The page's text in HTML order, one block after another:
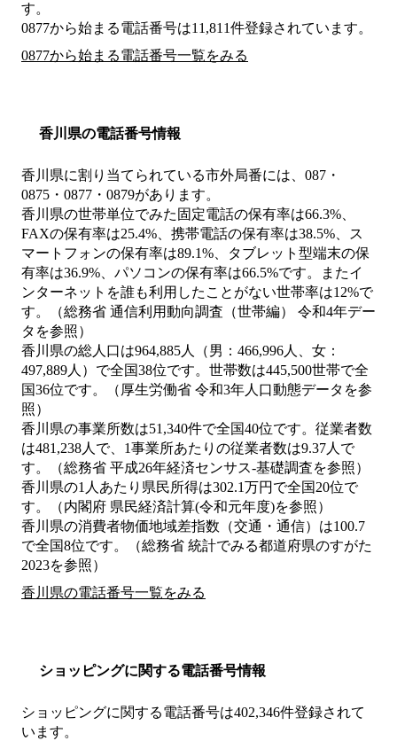
す。
0877から始まる電話番号は11,811件登録されています。
0877から始まる電話番号一覧をみる
香川県の電話番号情報
香川県に割り当てられている市外局番には、087・
0875・0877・0879があります。
香川県の世帯単位でみた固定電話の保有率は66.3%、
FAXの保有率は25.4%、携帯電話の保有率は38.5%、ス
マートフォンの保有率は89.1%、タブレット型端末の保
有率は36.9%、パソコンの保有率は66.5%です。またイ
ンターネットを誰も利用したことがない世帯率は12%で
す。（総務省 通信利用動向調査（世帯編） 令和4年デー
タを参照）
香川県の総人口は964,885人（男：466,996人、女：
497,889人）で全国38位です。世帯数は445,500世帯で全
国36位です。（厚生労働省 令和3年人口動態データを参
照）
香川県の事業所数は51,340件で全国40位です。従業者数
は481,238人で、1事業所あたりの従業者数は9.37人で
す。（総務省 平成26年経済センサス‐基礎調査を参照）
香川県の1人あたり県民所得は302.1万円で全国20位で
す。（内閣府 県民経済計算(令和元年度)を参照）
香川県の消費者物価地域差指数（交通・通信）は100.7
で全国8位です。（総務省 統計でみる都道府県のすがた
2023を参照）
香川県の電話番号一覧をみる
ショッピングに関する電話番号情報
ショッピングに関する電話番号は402,346件登録されて
います。